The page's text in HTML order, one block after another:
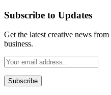
Subscribe to Updates
Get the latest creative news
business.